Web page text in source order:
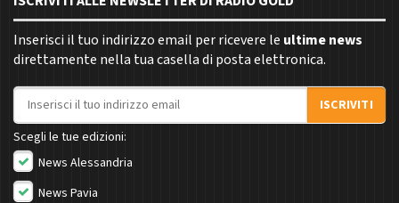
Inserisci il tuo indirizzo email per ricevere le ultime news
direttamente nella tua casella di posta elettronica.
Indirizzo email
ISCRIVITI
Scegli le tue edizioni:
News Alessandria
News Pavia